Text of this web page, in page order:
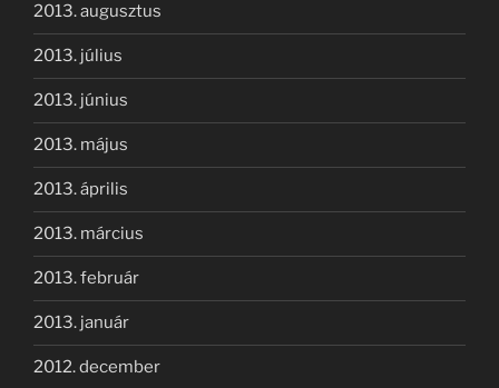
2013. augusztus
2013. július
2013. június
2013. május
2013. április
2013. március
2013. február
2013. január
2012. december